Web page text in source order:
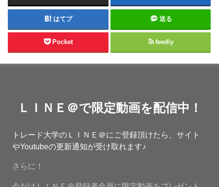
はてブ 送る
Pocket feedly
ＬＩＮＥ＠で限定動画を配信中！
トレード大学のＬＩＮＥ＠にご登録頂けたら、サイト
やYoutubeの更新通知が受け取れます♪
さらに！